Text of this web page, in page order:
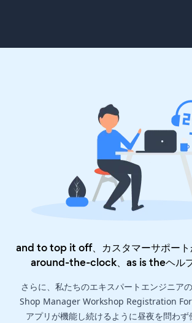
and to top it off、カスタマーサポート
around-the-clock、as is theヘル
さらに、私たちのエキスパートエンジニア
Shop Manager Workshop Registration
アプリが機能し続けるように昼夜を問わず